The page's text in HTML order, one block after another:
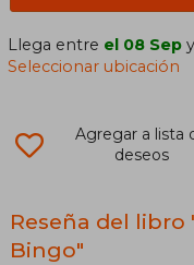
Llega entre el 08 Sep y
Seleccionar ubicación
Agregar a lista
deseos
Reseña del libro
Bingo"